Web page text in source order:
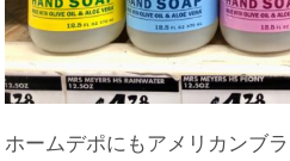
ホームデポにもアメリカンブ